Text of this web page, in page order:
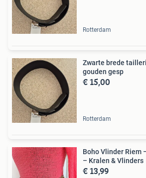
Rotterdam
Zwarte brede
gouden gesp
€ 15,00
Rotterdam
Boho Vlinder Riem
– Kralen & Vlinders
€ 13,99